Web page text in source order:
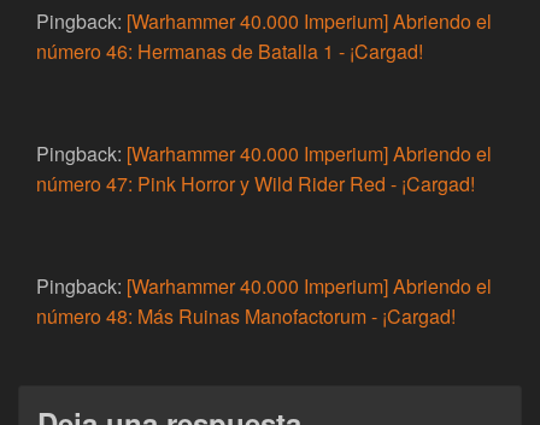
Pingback: [Warhammer 40.000 Imperium] Abriendo el
número 46: Hermanas de Batalla 1 - ¡Cargad!
Pingback: [Warhammer 40.000 Imperium] Abriendo el
número 47: Pink Horror y Wild Rider Red - ¡Cargad!
Pingback: [Warhammer 40.000 Imperium] Abriendo el
número 48: Más Ruinas Manofactorum - ¡Cargad!